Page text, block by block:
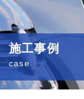
施工事例
case